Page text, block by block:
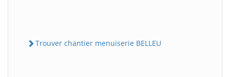
Trouver chantier menuiserie BELLEU